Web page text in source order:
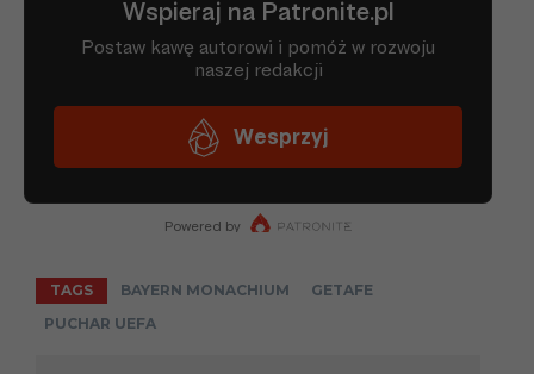
przypomina przygodę Getafe w Pucharze
UEFA 2007/2008
eview/2008/04/result-getafe-3.html – walka
Getafe z Bayernem w ujęciu La Liga Review
https://www.eurosport.com/football/uefa-
cup/2007-2008/getafe-rock-
o pierwszym meczu ćwiercfinałowym
TAGS BAYERN MONACHIUM
GETAFE
PUCHAR UEFA